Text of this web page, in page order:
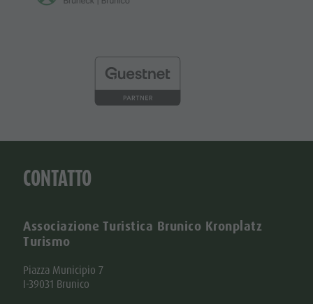
CONTATTO
Associazione Turistica Brunico Kronplatz
Turismo
Piazza Municipio 7
I-39031 Brunico